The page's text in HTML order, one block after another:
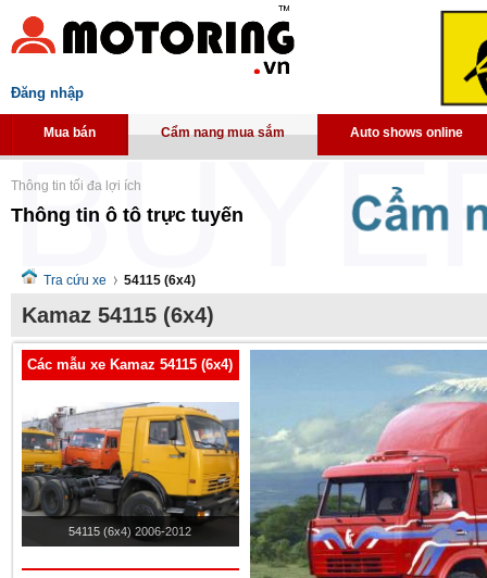
Đăng nhập
Mua bán Cẩm nang mua sắm Auto shows online
Thông tin tối đa lợi ích
Thông tin ô tô trực tuyến
Tra cứu xe 54115 (6x4)
Kamaz 54115 (6x4)
Các mẫu xe Kamaz 54115 (6x4)
54115 (6x4) 2006-2012